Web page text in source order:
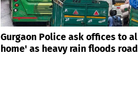
Gurgaon Police ask offices to
home' as heavy rain floods